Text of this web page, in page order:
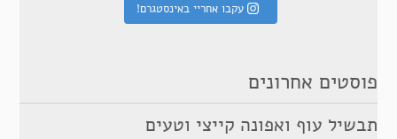
עקבו אחריי באינסטגרם!
פוסטים אחרונים
תבשיל עוף ואפונה קייצי וטעים